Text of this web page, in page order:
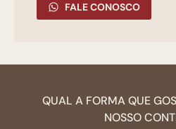
FALE CONOSCO
QUAL A FORMA QUE
NOSSO